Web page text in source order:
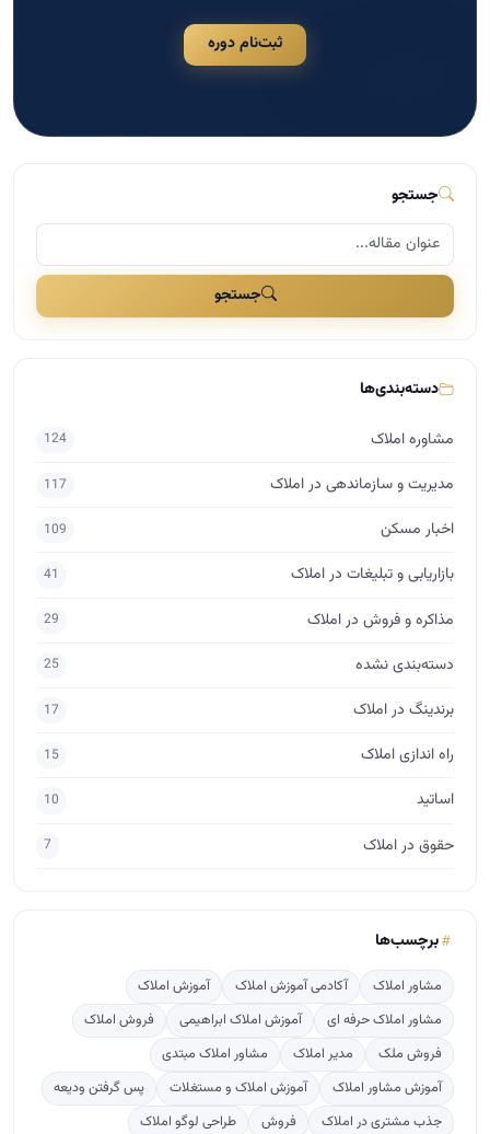
ثبت‌نام دوره
جستجو
جستجو
دسته‌بندی‌ها
مشاوره املاک 124
مدیریت و سازماندهی در املاک 117
اخبار مسکن 109
بازاریابی و تبلیغات در املاک 41
مذاکره و فروش در املاک 29
دسته‌بندی نشده 25
برندینگ در املاک 17
راه اندازی املاک 15
اساتید 10
حقوق در املاک 7
برچسب‌ها
مشاور املاک آکادمی آموزش املاک
آموزش املاک
مشاور املاک حرفه ای
آموزش املاک ابراهیمی
فروش املاک
فروش ملک
مدیر املاک
مشاور املاک مبتدی
آموزش مشاور املاک
آموزش املاک و مستغلات
پس گرفتن ودیعه
جذب مشتری در املاک
فروش
طراحی لوگو املاک